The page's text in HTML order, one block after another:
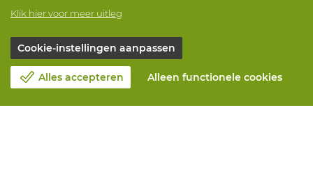
Klik hier voor meer uitleg
Cookie-instellingen aanpassen
Alles accepteren Alleen functionele cookies